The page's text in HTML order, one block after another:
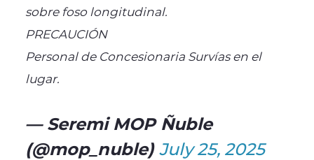
sobre foso longitudinal.
PRECAUCIÓN
Personal de Concesionaria Survías en el
lugar.
— Seremi MOP Ñuble
(@mop_nuble)July 25, 2025